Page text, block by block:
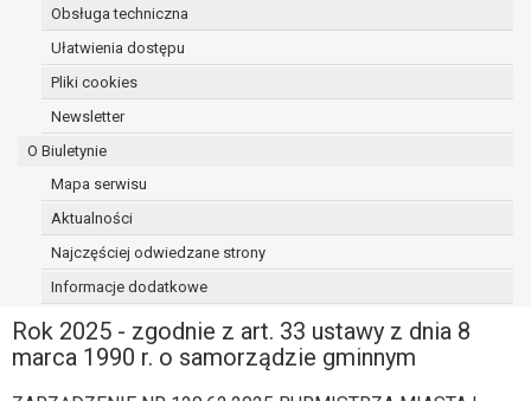
Obsługa techniczna
Ułatwienia dostępu
Pliki cookies
Newsletter
O Biuletynie
Mapa serwisu
Aktualności
Najczęściej odwiedzane strony
Informacje dodatkowe
Rok 2025 - zgodnie z art. 33 ustawy z dnia 8
marca 1990 r. o samorządzie gminnym
osoba, której dane dotyczą, wniosła
sprzeciw wobec przetwarzania
danych - do czasu ustalenia czy
prawnie uzasadnione podstawy po
podstawie art. 20 RODO, w przypadku gdy
przetwarzanie danych odbywa się na
której dane dotyczą lub na podstawie
zgody wyrażonej przez tą osobę,
przetwarzanie odbywa się w sposób